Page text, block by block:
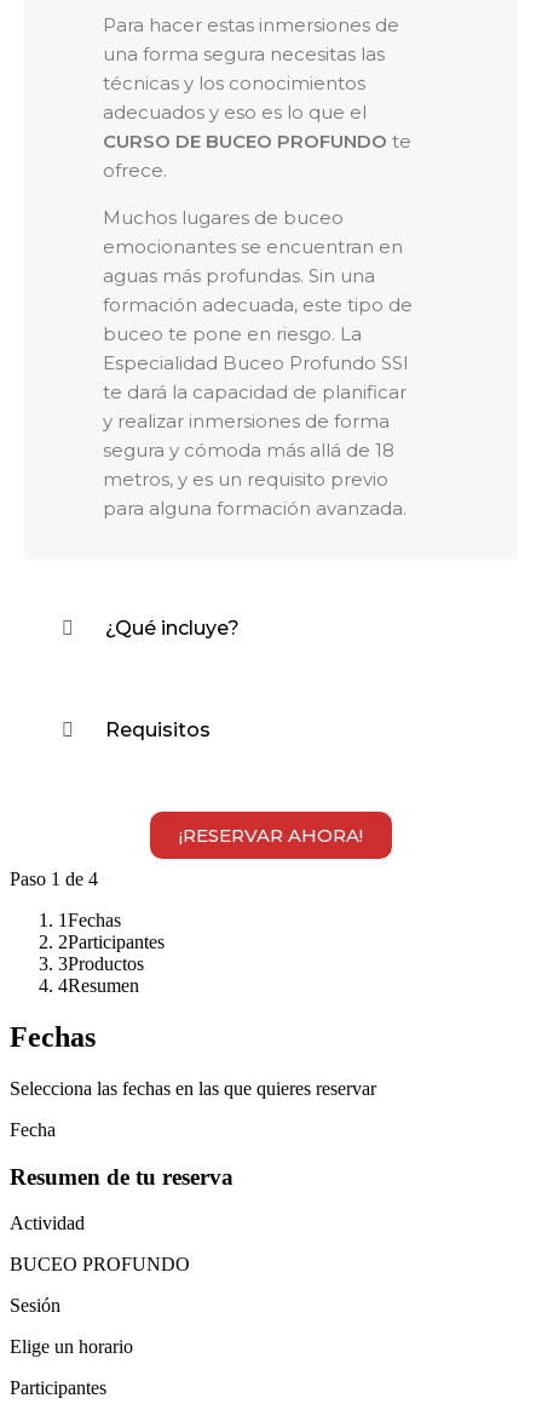
Para hacer estas inmersiones de
una forma segura necesitas las
técnicas y los conocimientos
adecuados y eso es lo que el
CURSO DE BUCEO PROFUNDO te
ofrece.
Muchos lugares de buceo
emocionantes se encuentran en
aguas más profundas. Sin una
formación adecuada, este tipo de
buceo te pone en riesgo. La
Especialidad Buceo Profundo SSI
te dará la capacidad de planificar
y realizar inmersiones de forma
segura y cómoda más allá de 18
metros, y es un requisito previo
para alguna formación avanzada.
¿Qué incluye?
Requisitos
¡RESERVAR AHORA!